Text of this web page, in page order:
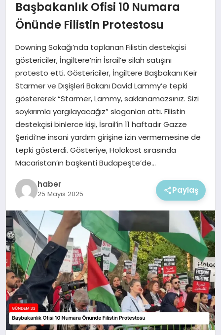
YAŞAM
SAĞLIK
TEKNOLOJI
EKONOMI
MAGAZIN
Başbakanlık Ofisi 10 Numara
Önünde Filistin Protestosu
Downing Sokağı’nda toplanan Filistin destekçisi
göstericiler, İngiltere’nin İsrail’e silah satışını
protesto etti. Göstericiler, İngiltere Başbakanı Keir
Starmer ve Dışişleri Bakanı David Lammy’e tepki
göstererek “Starmer, Lammy, saklanamazsınız. Sizi
soykırımla yargılayacağız” sloganları attı. Filistin
destekçisi binlerce kişi, İsrail’in 11 haftadır Gazze
Şeridi’ne insani yardım girişine izin vermemesine de
tepki gösterdi. Gösteriye, Holokost sırasında
Macaristan’ın başkenti Budapeşte’de…
haber
25 Mayıs 2025 Paylaş